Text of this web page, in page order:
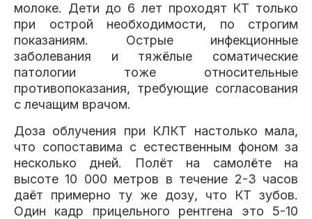
молоке. Дети до 6 лет проходят КТ только
при острой необходимости, по строгим
показаниям. Острые инфекционные
заболевания и тяжёлые соматические
патологии тоже относительные
противопоказания, требующие согласования
с лечащим врачом.
Доза облучения при КЛКТ настолько мала,
что сопоставима с естественным фоном за
несколько дней. Полёт на самолёте на
высоте 10 000 метров в течение 2-3 часов
даёт примерно ту же дозу, что КТ зубов.
Один кадр прицельного рентгена это 5-10